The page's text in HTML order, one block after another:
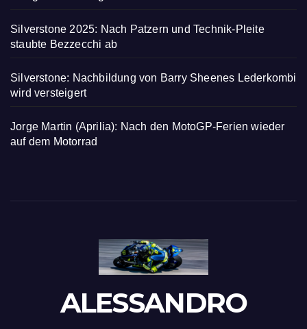
Silverstone 2025: Nach Patzern und Technik-Pleite
staubte Bezzecchi ab
Silverstone: Nachbildung von Barry Sheenes Lederkombi
wird versteigert
Jorge Martin (Aprilia): Nach den MotoGP-Ferien wieder
auf dem Motorrad
ALESSANDRO